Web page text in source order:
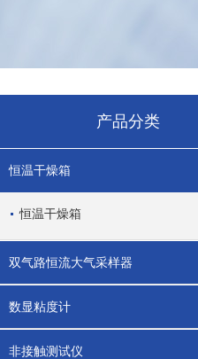
产品分类
恒温干燥箱
恒温干燥箱
双气路恒流大气采样器
数显粘度计
非接触测试仪